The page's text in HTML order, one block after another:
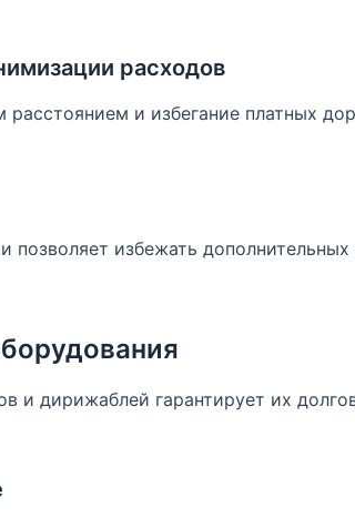
расходов
и избегание платных
избежать дополнительных
и дирижаблей гарантирует их